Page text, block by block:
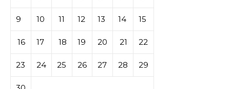
9 10 11 12 13 14 15
16 17 18 19 20 21 22
23 24 25 26 27 28 29